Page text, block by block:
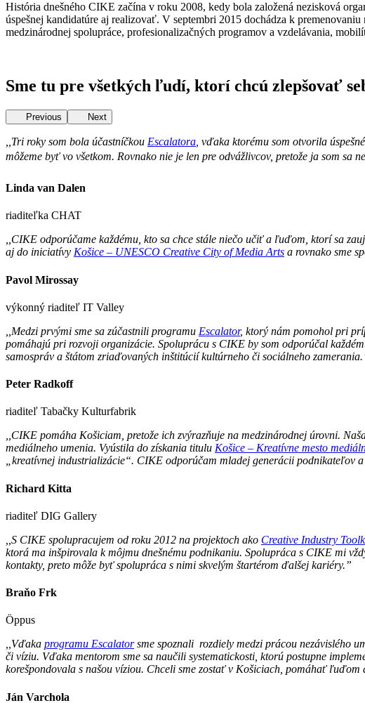
História dnešného CIKE začína v roku 2008, kedy bola založená nezisková
úspešnej kandidatúre aj realizovať. V septembri 2015 dochádza k
medzinárodnej spolupráce, profesionalizačných programov a vzdelávania,
Sme tu pre všetkých ľudí, ktorí chcú zlepšovať
Previous Next
,,Tri roky som bola účastníčkou Escalatora , vďaka ktorému som otvorila
môžeme byť vo všetkom. Rovnako nie je len pre odvážlivcov, pretože ja som
Linda van Dalen
riaditeľka CHAT
,,CIKE odporúčame každému, kto sa chce stále niečo učiť a ľuďom, ktorí sa
aj do iniciatívy Košice – UNESCO Creative City of Media Arts a rovnako sme
Pavol Mirossay
výkonný riaditeľ IT Valley
,,Medzi prvými sme sa zúčastnili programu Escalator, ktorý nám pomohol pri
pomáhajú pri rozvoji organizácie. Spoluprácu s CIKE by som odporúčal
samospráv a štátom zriaďovaných inštitúcií kultúrneho či sociálneho
Peter Radkoff
riaditeľ Tabačky Kulturfabrik
,,CIKE pomáha Košiciam, pretože ich zvýrazňuje na medzinárodnej úrovni.
mediálneho umenia. Vyústila do získania titulu Košice – Kreatívne mesto
„kreatívnej industrializácie“. CIKE odporúčam mladej generácii podnikateľov
Richard Kitta
riaditeľ DIG Gallery
,,S CIKE spolupracujem od roku 2012 na projektoch ako Creative Industry
ktorá ma inšpirovala k môjmu dnešnému podnikaniu. Spolupráca s CIKE mi
kontakty, preto môže byť spolupráca s nimi skvelým štartérom ďalšej kariéry.”
Braňo Frk
Öppus
,,Vďaka programu Escalatorsme spoznali rozdiely medzi prácou nezávislého
či víziu. Vďaka mentorom sme sa naučili systematickosti, ktorú postupne
korešpondovala s našou víziou. Chceli sme zostať v Košiciach, pomáhať ľuďom
Ján Varchola